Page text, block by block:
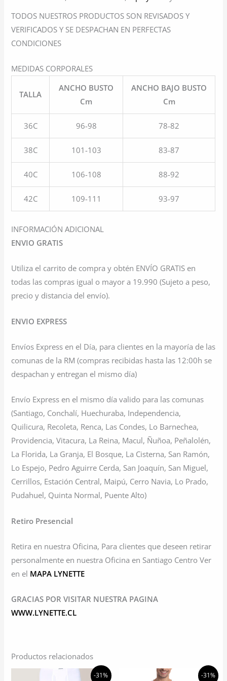
TODOS NUESTROS PRODUCTOS SON REVISADOS Y
VERIFICADOS Y SE DESPACHAN EN PERFECTAS
CONDICIONES
MEDIDAS CORPORALES
TALLA
ANCHO BUSTO
Cm
ANCHO BAJO BUSTO
Cm
36C 96-98 78-82
38C 101-103 83-87
40C 106-108 88-92
42C 109-111 93-97
INFORMACIÓN ADICIONAL
ENVIO GRATIS
Utiliza el carrito de compra y obtén ENVÍO GRATIS en
todas las compras igual o mayor a 19.990 (Sujeto a peso,
precio y distancia del envío).
ENVIO EXPRESS
Envíos Express en el Día, para clientes en la mayoría de las
comunas de la RM (compras recibidas hasta las 12:00h se
despachan y entregan el mismo día)
Envío Express en el mismo día valido para las comunas
(Santiago, Conchalí, Huechuraba, Independencia,
Quilicura, Recoleta, Renca, Las Condes, Lo Barnechea,
Providencia, Vitacura, La Reina, Macul, Ñuñoa, Peñalolén,
La Florida, La Granja, El Bosque, La Cisterna, San Ramón,
Lo Espejo, Pedro Aguirre Cerda, San Joaquín, San Miguel,
Cerrillos, Estación Central, Maipú, Cerro Navia, Lo Prado,
Pudahuel, Quinta Normal, Puente Alto)
Retiro Presencial
Retira en nuestra Oficina, Para clientes que deseen retirar
personalmente en nuestra Oficina en Santiago Centro Ver
en el MAPA LYNETTE
GRACIAS POR VISITAR NUESTRA PAGINA
WWW.LYNETTE.CL
Productos relacionados
-31% -31%